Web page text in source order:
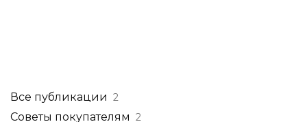
Все публикации 2
Советы покупателям 2